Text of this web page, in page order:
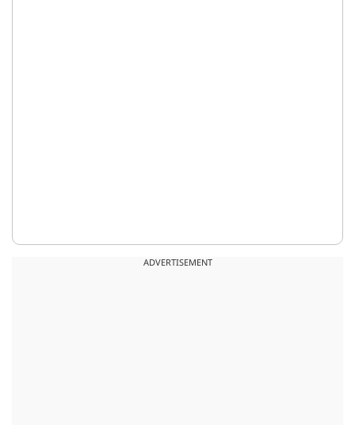
ADVERTISEMENT